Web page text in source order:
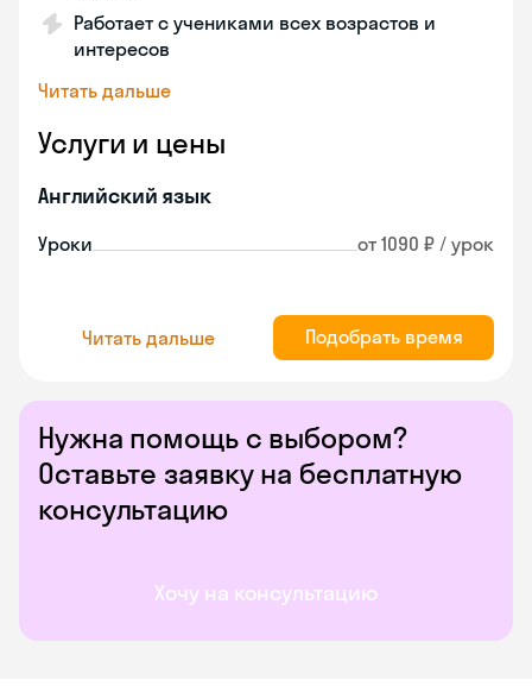
Нужна помощь с выбором?
Оставьте заявку на бесплатную
консультацию
Хочу на консультацию
Работает с учениками всех возрастов и
интересов
Читать дальше
Услуги и цены
Английский язык
Уроки от 1090 ₽ / урок
Читать дальше Подобрать время